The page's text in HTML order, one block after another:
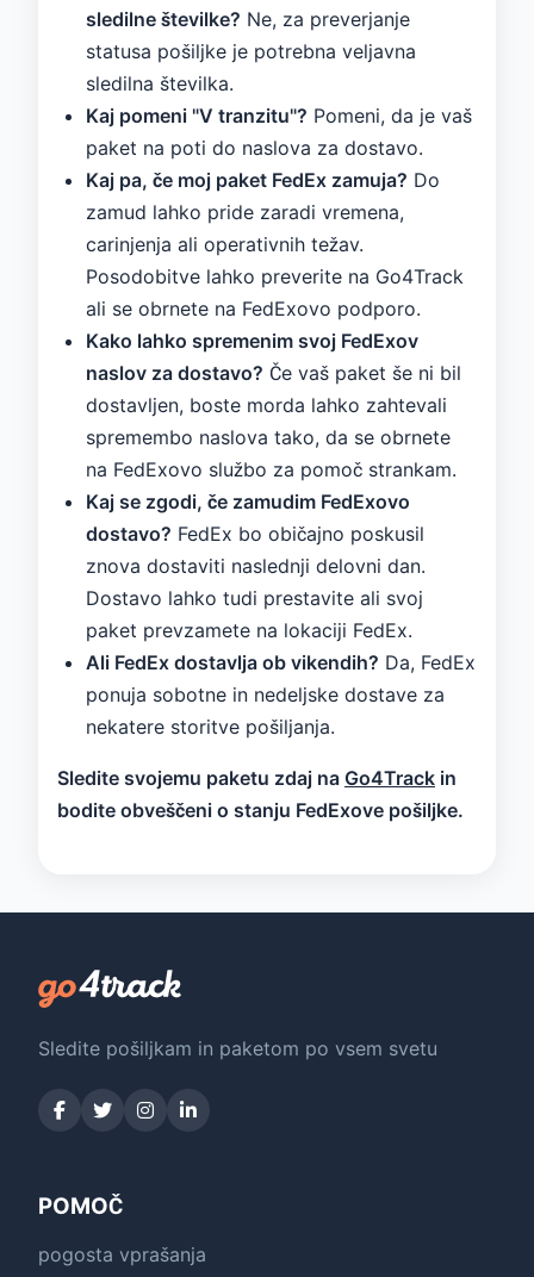
sledilne številke? Ne, za preverjanje
statusa pošiljke je potrebna veljavna
sledilna številka.
Kaj pomeni "V tranzitu"? Pomeni, da je vaš
paket na poti do naslova za dostavo.
Kaj pa, če moj paket FedEx zamuja? Do
zamud lahko pride zaradi vremena,
carinjenja ali operativnih težav.
Posodobitve lahko preverite na Go4Track
ali se obrnete na FedExovo podporo.
Kako lahko spremenim svoj FedExov
naslov za dostavo? Če vaš paket še ni bil
dostavljen, boste morda lahko zahtevali
spremembo naslova tako, da se obrnete
na FedExovo službo za pomoč strankam.
Kaj se zgodi, če zamudim FedExovo
dostavo? FedEx bo običajno poskusil
znova dostaviti naslednji delovni dan.
Dostavo lahko tudi prestavite ali svoj
paket prevzamete na lokaciji FedEx.
Ali FedEx dostavlja ob vikendih? Da, FedEx
ponuja sobotne in nedeljske dostave za
nekatere storitve pošiljanja.
Sledite svojemu paketu zdaj na Go4Track in
bodite obveščeni o stanju FedExove pošiljke.
Sledite pošiljkam in paketom po vsem svetu
POMOČ
pogosta vprašanja